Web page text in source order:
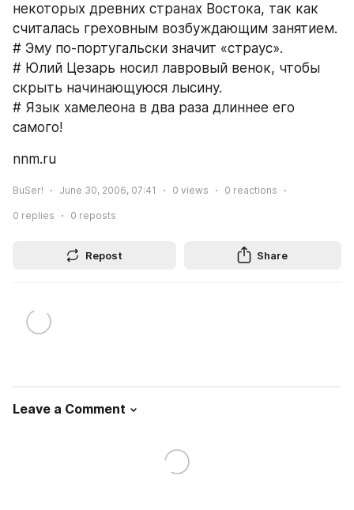
некоторых древних странах Востока, так как
считалась греховным возбуждающим занятием.
# Эму по-португальски значит «страус».
# Юлий Цезарь носил лавровый венок, чтобы
скрыть начинающуюся лысину.
# Язык хамелеона в два раза длиннее его
самого!
nnm.ru
BuSer! June 30, 2006, 07:41 0 views 0 reactions
0 replies 0 reposts
Repost Share
Leave a Comment